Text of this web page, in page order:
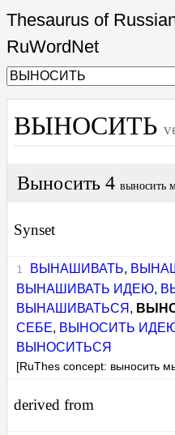
Thesaurus of
RuWordNet
ВЫНОСИТЬ
Выносить 4 выносить
Synset
ВЫНАШИВАТЬ,
ВЫНАШИВАТЬ ИДЕЮ,
ВЫНАШИВАТЬСЯ ,
СЕБЕ, ВЫНОСИТЬ
ВЫНОСИТЬСЯ
[RuThes concept: выносить
derived from